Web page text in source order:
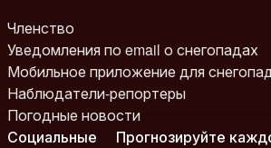
Членство
Уведомления по email о снегопадах
Мобильное приложение для
Наблюдатели-репортеры
Погодные новости
Социальные
Прогнозируйте